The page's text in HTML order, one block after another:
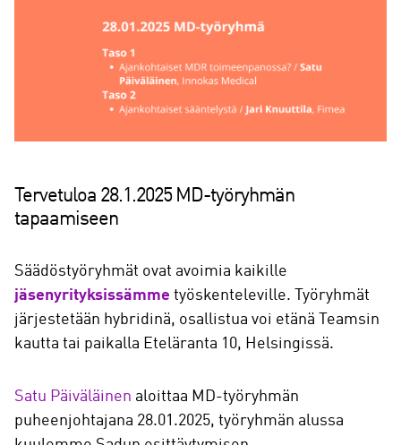
Tervetuloa 28.1.2025 MD-työryhmän
tapaamiseen
Säädöstyöryhmät ovat avoimia kaikille
jäsenyrityksissämme työskenteleville. Työryhmät
järjestetään hybridinä, osallistua voi etänä Teamsin
kautta tai paikalla Eteläranta 10, Helsingissä.
Satu Päiväläinen aloittaa MD-työryhmän
puheenjohtajana 28.01.2025, työryhmän alussa